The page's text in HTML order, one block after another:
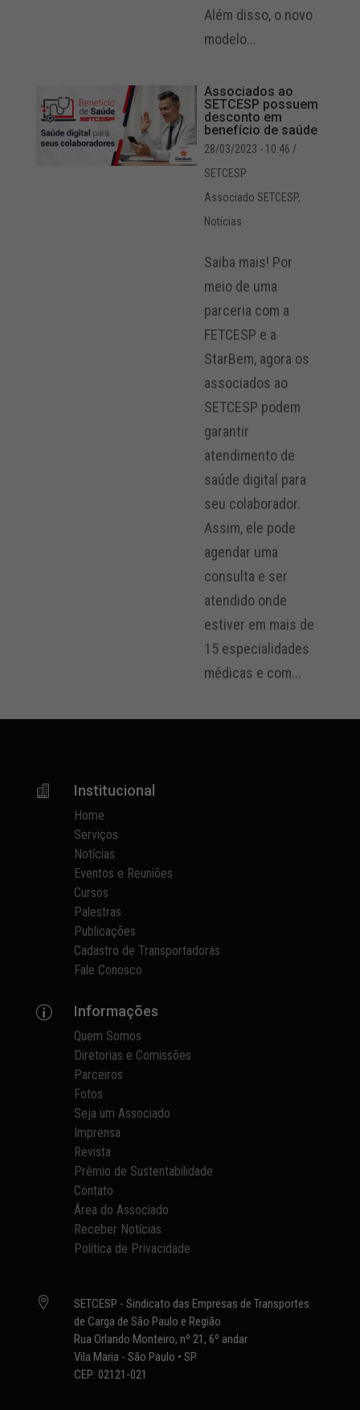
Além disso, o novo
modelo...
Associados ao
SETCESP possuem
desconto em
benefício de saúde
28/03/2023 - 10:46 /
SETCESP
Associado SETCESP,
Notícias
Saiba mais! Por
meio de uma
parceria com a
FETCESP e a
StarBem, agora os
associados ao
SETCESP podem
garantir
atendimento de
saúde digital para
seu colaborador.
Assim, ele pode
agendar uma
consulta e ser
atendido onde
estiver em mais de
15 especialidades
médicas e com...
 Institucional
Home
Serviços
Notícias
Eventos e Reuniões
Cursos
Palestras
Publicações
Cadastro de Transportadoras
Fale Conosco
p Informações
Quem Somos
Diretorias e Comissões
Parceiros
Fotos
Seja um Associado
Imprensa
Revista
Prêmio de Sustentabilidade
Contato
Área do Associado
Receber Notícias
Política de Privacidade

SETCESP - Sindicato das Empresas de Transportes
de Carga de São Paulo e Região
Rua Orlando Monteiro, nº 21, 6º andar
Vila Maria - São Paulo • SP
CEP: 02121-021